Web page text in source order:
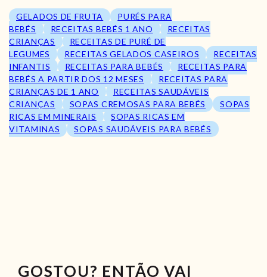
GELADOS DE FRUTA
PURÉS PARA
BEBÉS
RECEITAS BEBÉS 1 ANO
RECEITAS
CRIANÇAS
RECEITAS DE PURÉ DE
LEGUMES
RECEITAS GELADOS CASEIROS
RECEITAS
INFANTIS
RECEITAS PARA BEBÉS
RECEITAS PARA
BEBÉS A PARTIR DOS 12 MESES
RECEITAS PARA
CRIANÇAS DE 1 ANO
RECEITAS SAUDÁVEIS
CRIANÇAS
SOPAS CREMOSAS PARA BEBÉS
SOPAS
RICAS EM MINERAIS
SOPAS RICAS EM
VITAMINAS
SOPAS SAUDÁVEIS PARA BEBÉS
GOSTOU? ENTÃO VAI